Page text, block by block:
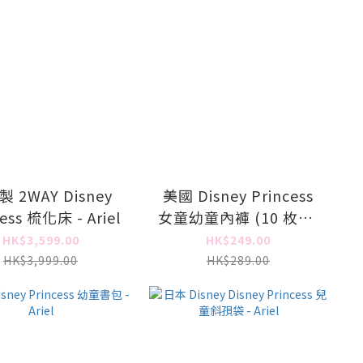
2WAY Disney
梳化床 - Ariel
HK$3,599.00
HK$3,999.00
美國 Disney Princess
女童幼童內褲 (10 枚入)
- Ariel
HK$249.00
HK$289.00